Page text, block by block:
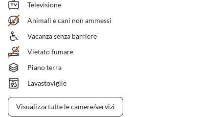
Televisione
Animali e cani non ammessi
Vacanza senza barriere
Vietato fumare
Piano terra
Lavastoviglie
Visualizza tutte le camere/servizi